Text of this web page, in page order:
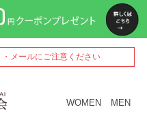
メールにご注意ください
WOMEN MEN
ペー
ジト
ップ
へ